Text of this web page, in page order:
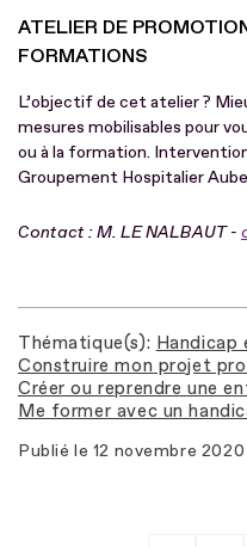
ATELIER DE
FORMATIONS
L’objectif de cet atelier ?
mesures mobilisables pour
ou à la formation.
Groupement Hospitalier
Contact : M. LE NALBAUT -
Thématique(s) Handicap
Construire mon projet
Créer ou reprendre une
Me former avec un
Publié le 12 novembre 2020